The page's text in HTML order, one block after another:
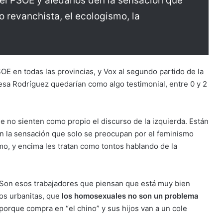
revanchista, el ecologismo, la
en todas las provincias, y Vox al segundo partido de la
Rodríguez quedarían como algo testimonial, entre 0 y 2
no sienten como propio el discurso de la izquierda. Están
la sensación que solo se preocupan por el feminismo
y encima les tratan como tontos hablando de la
esos trabajadores que piensan que está muy bien
urbanitas, que los homosexuales no son un problema
compra en “el chino” y sus hijos van a un cole